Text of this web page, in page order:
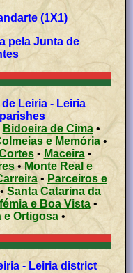
(1X1)
pelaJunta de
Leiria - Leiria
Bidoeira de Cima •
e Memória •
• Maceira•
•Monte Real e
• Parceiros e
• Santa Catarina da
e Boa Vista•
e Ortigosa•
- Leiria district